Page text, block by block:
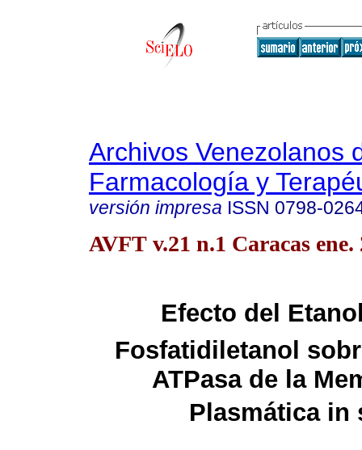
Archivos Venezolanos
Farmacología y
versión impresa ISSN 0798-
AVFT v.21 n.1 Caracas ene.
Efecto del
Fosfatidiletanol
ATPasa de la
Plasmática in